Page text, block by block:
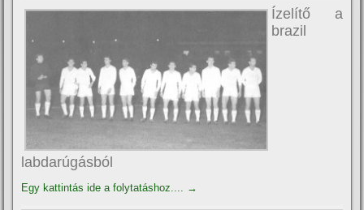
Ízelí­tő a
brazil
labdarúgásból
Egy kattintás ide a folytatáshoz.... →